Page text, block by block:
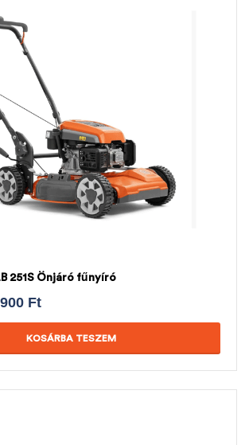
251S Önjáró fűnyíró
Ft
KOSÁRBA TESZEM